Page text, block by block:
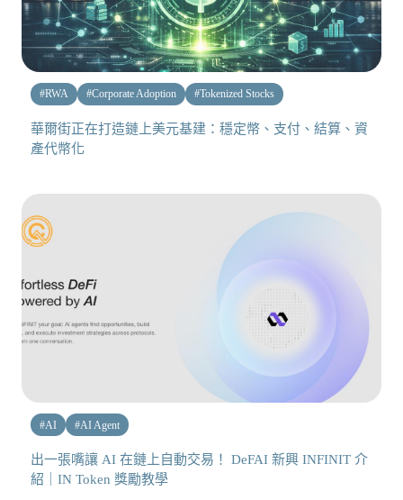
#RWA #Corporate Adoption #Tokenized Stocks
華爾街正在打造鏈上美元基建：穩定幣、支付、結算、資
產代幣化
#AI #AI Agent
出一張嘴讓 AI 在鏈上自動交易！ DeFAI 新興 INFINIT 介
紹｜IN Token 獎勵教學